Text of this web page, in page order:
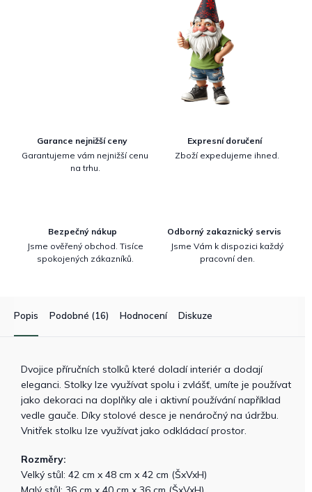
Garance nejnižší ceny
Garantujeme vám nejnižší cenu
na trhu.
Expresní doručení
Zboží expedujeme ihned.
Bezpečný nákup
Jsme ověřený obchod. Tisíce
spokojených zákazníků.
Odborný zakaznický servis
Jsme Vám k dispozici každý
pracovní den.
Popis Podobné (16) Hodnocení Diskuze
Dvojice příručních stolků které doladí interiér a dodají
eleganci. Stolky lze využívat spolu i zvlášť, umíte je používat
jako dekoraci na doplňky ale i aktivní používání například
vedle gauče. Díky stolové desce je nenáročný na údržbu.
Vnitřek stolku lze využívat jako odkládací prostor.
Rozměry:
Velký stůl: 42 cm x 48 cm x 42 cm (ŠxVxH)